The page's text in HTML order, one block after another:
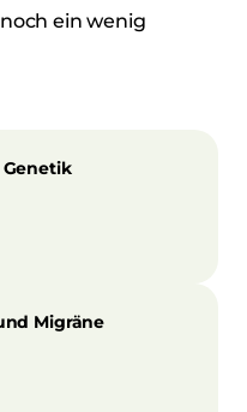
ein wenig
Genetik
Migräne